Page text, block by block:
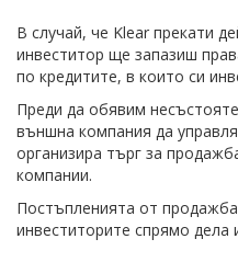
В случай, че Klear прекати
инвеститор ще запазиш
по кредитите, в които си
Преди да обявим
външна компания да
организира търг за
компании.
Постъпленията от
инвеститорите спрямо дела